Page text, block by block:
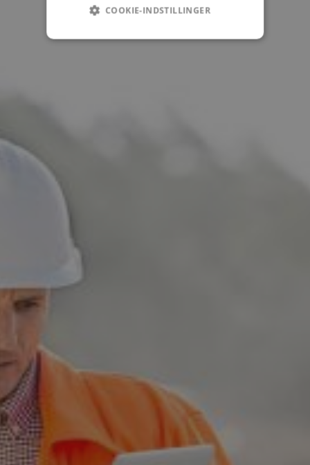
COOKIE-INDSTILLINGER